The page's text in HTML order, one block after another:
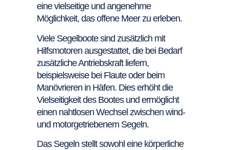
eine vielseitige und angenehme
Möglichkeit, das offene Meer zu erleben.
Viele Segelboote sind zusätzlich mit
Hilfsmotoren ausgestattet, die bei Bedarf
zusätzliche Antriebskraft liefern,
beispielsweise bei Flaute oder beim
Manövrieren in Häfen. Dies erhöht die
Vielseitigkeit des Bootes und ermöglicht
einen nahtlosen Wechsel zwischen wind-
und motorgetriebenem Segeln.
Das Segeln stellt sowohl eine körperliche